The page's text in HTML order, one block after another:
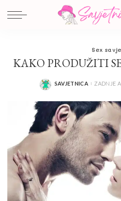
Sex
KAKO PRODUŽITI
POSTED
SAVJETNICA ZADNJE